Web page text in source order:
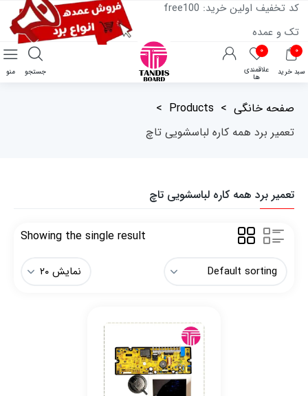
کد تخفیف اولین خرید: free100
تک و عمده
۰
سبد خرید
۰
علاقمندی
ها
منو جستجو
صفحه خانگی >
Products
>
تعمیر برد همه کاره لباسشویی تاچ
تعمیر برد همه کاره لباسشویی تاچ
Showing the single result